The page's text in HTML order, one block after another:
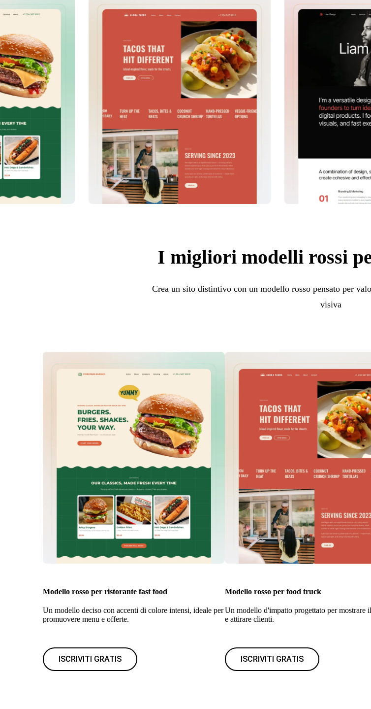
I migliori modelli rossi
Crea un sito distintivo con un modello rosso pensato per
visiva
Modello rosso per ristorante fast food
Un modello deciso con accenti di colore intensi, ideale per
promuovere menu e offerte.
ISCRIVITI GRATIS
Modello rosso per food truck
Un modello d'impatto progettato per mostrare
e attirare clienti.
ISCRIVITI GRATIS